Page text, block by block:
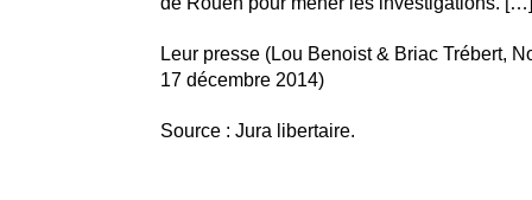
Leur presse (Lou Benoist & Briac Trébert,
17 décembre 2014)
Source : Jura libertaire.